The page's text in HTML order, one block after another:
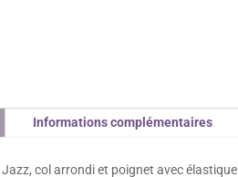
Informations complémentaires
col arrondi et poignet avec élastique